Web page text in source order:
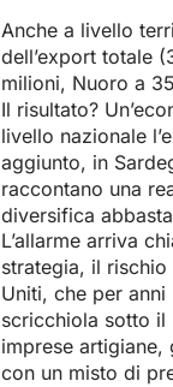
Anche a livello
dell’export totale
milioni, Nuoro a
Il risultato?
livello nazionale
aggiunto, in
raccontano una
diversifica
L’allarme arriva
strategia, il
Uniti, che per anni
scricchiola sotto il
imprese
con un misto di